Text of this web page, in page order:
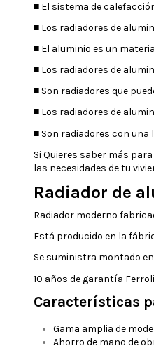
■ El sistema de
■ Los radiadores de
■ El aluminio es un
■ Los radiadores de
■ Son radiadores que
■ Los radiadores de
■ Son radiadores con una
Si Quieres saber más
las necesidades de tu
Radiador de
Radiador moderno
Está producido en la
Se suministra montado
10 años de garantía
Características
Gama amplia de
Ahorro de mano de